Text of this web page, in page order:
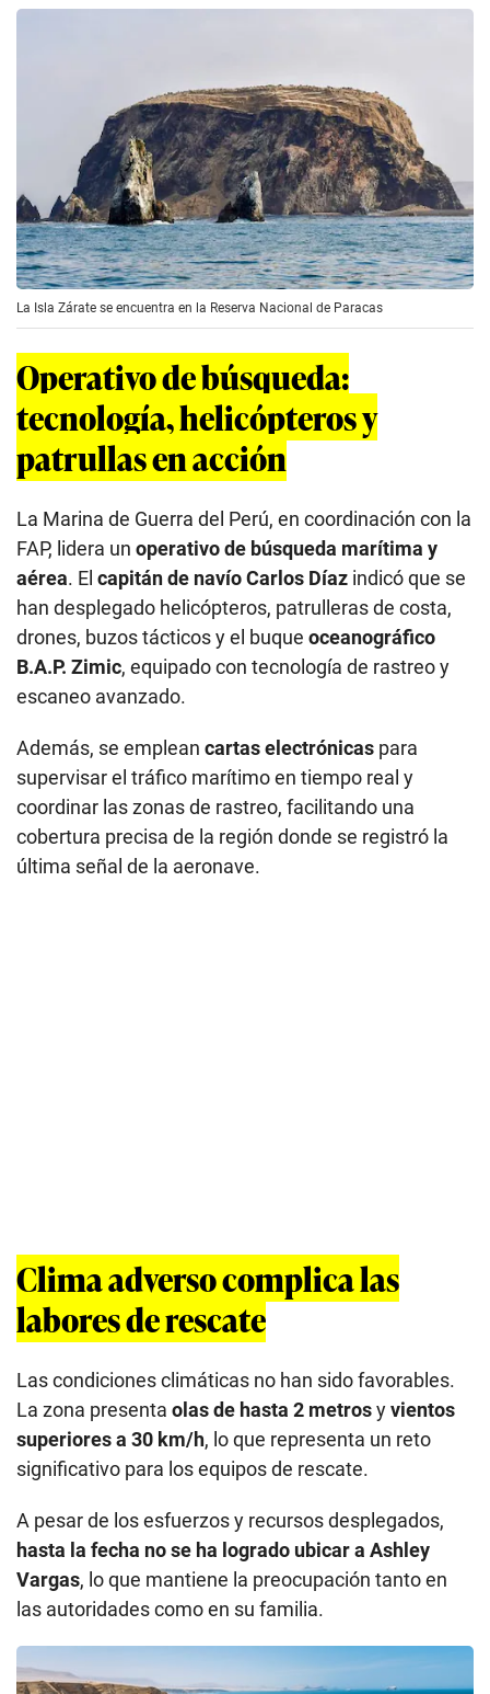
La Isla Zárate se encuentra en la Reserva Nacional de Paracas
Operativo de búsqueda:
tecnología, helicópteros y
patrullas en acción
La Marina de Guerra del Perú, en coordinación con la
FAP, lidera un operativo de búsqueda marítima y
aérea. El capitán de navío Carlos Díaz indicó que se
han desplegado helicópteros, patrulleras de costa,
drones, buzos tácticos y el buque oceanográfico
B.A.P. Zimic, equipado con tecnología de rastreo y
escaneo avanzado.
Además, se emplean cartas electrónicas para
supervisar el tráfico marítimo en tiempo real y
coordinar las zonas de rastreo, facilitando una
cobertura precisa de la región donde se registró la
última señal de la aeronave.
Clima adverso complica las
labores de rescate
Las condiciones climáticas no han sido favorables.
La zona presenta olas de hasta 2 metrosyvientos
superiores a 30 km/h, lo que representa un reto
significativo para los equipos de rescate.
A pesar de los esfuerzos y recursos desplegados,
hasta la fecha no se ha logrado ubicar a Ashley
Vargas, lo que mantiene la preocupación tanto en
las autoridades como en su familia.